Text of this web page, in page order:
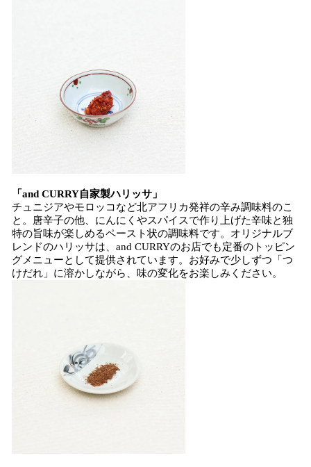
「and CURRY自家製ハリッサ」
チュニジアやモロッコなど北アフリカ発祥の辛み調味料のこ
と。唐辛子の他、にんにくやスパイスで作り上げた辛味と独
特の旨味が楽しめるペースト状の調味料です。オリジナルブ
レンドのハリッサは、and CURRYのお店でも定番のトッピン
グメニューとして提供されています。お好みで少しずつ「つ
けだれ」に溶かしながら、味の変化をお楽しみください。